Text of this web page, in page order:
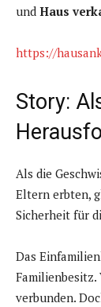
und Haus
https://
Story:
Als die
Eltern erbten,
Sicherheit für
Das
Familienbesitz.
verbunden.